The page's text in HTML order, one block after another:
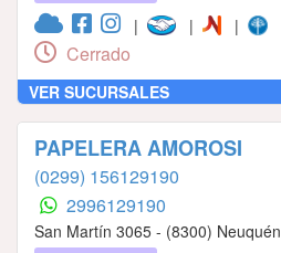
| | |
Cerrado
VER SUCURSALES
PAPELERA AMOROSI
(0299) 156129190
2996129190
San Martín 3065 - (8300) Neuquén